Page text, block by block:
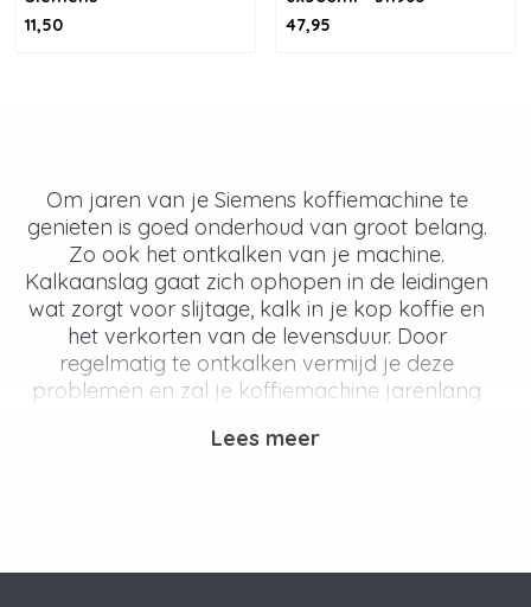
11,50
47,95
Om jaren van je Siemens koffiemachinete
genieten is goed onderhoud van groot belang.
Zo ook het ontkalken van je machine.
Kalkaanslag gaat zich ophopen in de leidingen
wat zorgt voor slijtage, kalk in je kop koffie en
het verkorten van de levensduur. Door
regelmatig te ontkalken vermijd je deze
problemen en zal je koffiemachine jarenlang
Met het regelmatig gebruik van een
Lees meer